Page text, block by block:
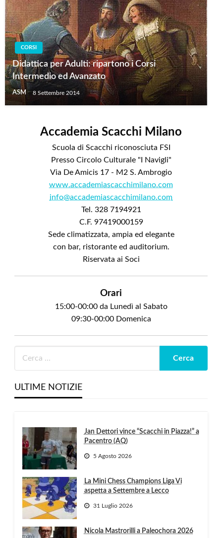
CORSI
Didattica per Adulti: ripartono i Corsi
Intermedio ed Avanzato
ASM 8 Settembre 2014
Accademia Scacchi Milano
Scuola di Scacchi riconosciuta FSI
Presso Circolo Culturale "I Navigli"
Via De Amicis 17 - M2 S. Ambrogio
www.accademiascacchimilano.com
info@accademiascacchimilano.com
Tel. 328 7194921
C.F. 97419000159
Sede climatizzata, ampia ed elegante
con bar, ristorante ed auditorium.
Riservata ai Soci
Orari
15:00-00:00 da Lunedì al Sabato
09:30-00:00 Domenica
ULTIME NOTIZIE
Jan Dettori vince “Scacchi in Piazza!” a
Pacentro (AQ)
5 Agosto 2026
La Mini Chess Champions Liga Vi
aspetta a Settembre a Lecco
31 Luglio 2026
Nicola Mastrorilli a Paleochora 2026